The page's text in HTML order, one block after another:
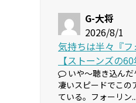
G-大将
2026/8/1
気持ちは半々『フ
【ストーンズの
いや～聴き込ん
凄いスピードでこの
ている。フォーリン...